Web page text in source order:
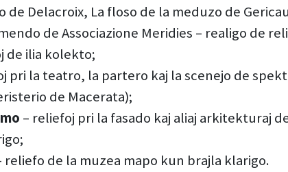
Delacroix, La floso de la meduzo de
de Associazione Meridies – realigo de
de ilia kolekto;
pri la teatro, la partero kaj la scenejo de
de Macerata);
– reliefoj pri la fasado kaj aliaj arkitekturaj
reliefo de la muzea mapo kun brajla klarigo.